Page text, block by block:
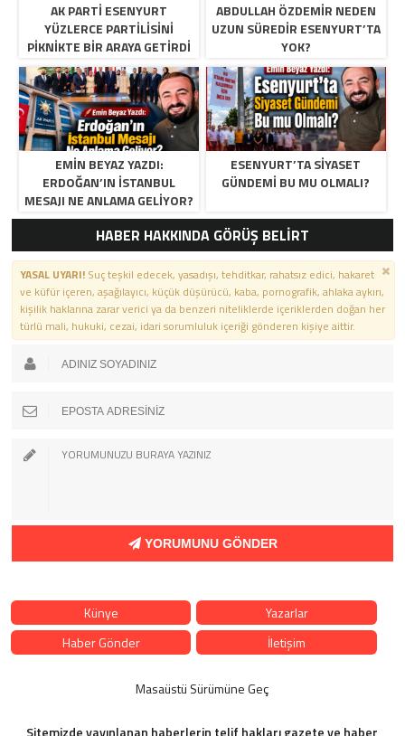
AK PARTI ESENYURT
YÜZLERCE PARTILISINI
PIKNIKTE BIR ARAYA GETIRDI
ABDULLAH ÖZDEMIR NEDEN
UZUN SÜREDIR ESENYURT’TA
YOK?
EMIN BEYAZ YAZDI:
ERDOĞAN’IN İSTANBUL
MESAJI NE ANLAMA GELIYOR?
ESENYURT’TA SIYASET
GÜNDEMI BU MU OLMALI?
HABER HAKKINDA GÖRÜŞ BELİRT
YASAL UYARI! Suç teşkil edecek, yasadışı, tehditkar, rahatsız edici, hakaret
ve küfür içeren, aşağılayıcı, küçük düşürücü, kaba, pornografik, ahlaka aykırı,
kişilik haklarına zarar verici ya da benzeri niteliklerde içeriklerden doğan her
türlü mali, hukuki, cezai, idari sorumluluk içeriği gönderen kişiye aittir.
YORUMUNU GÖNDER
Künye
Yazarlar
Haber Gönder
İletişim
Masaüstü Sürümüne Geç
Sitemizde yayınlanan haberlerin telif hakları gazete ve haber